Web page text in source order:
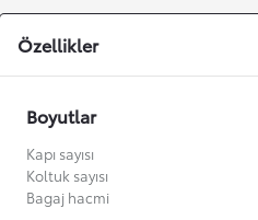
Özellikler
Boyutlar
Kapı sayısı
Koltuk sayısı
Bagaj hacmi